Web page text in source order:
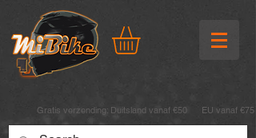
Gratis verzending: Duitsland vanaf €50 EU vanaf €75